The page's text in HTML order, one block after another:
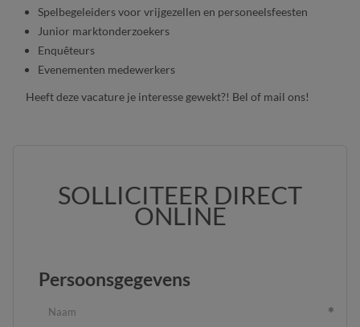
Spelbegeleiders voor vrijgezellen en personeelsfeesten
Junior marktonderzoekers
Enquêteurs
Evenementen medewerkers
Heeft deze vacature je interesse gewekt?! Bel of mail ons!
SOLLICITEER DIRECT
ONLINE
Persoonsgegevens